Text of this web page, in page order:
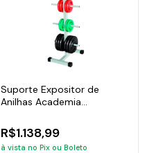
Suporte Expositor de
Anilhas Academia
R$1.138,99
à vista no Pix ou Boleto